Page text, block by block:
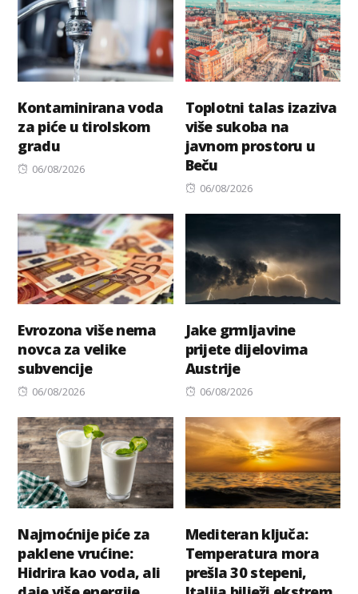
Kontaminirana voda
za piće u tirolskom
gradu
Posted
06/08/2026
Toplotni talas izaziva
više sukoba na
javnom prostoru u
Beču
Posted
06/08/2026
Evrozona više nema
novca za velike
subvencije
Posted
06/08/2026
Jake grmljavine
prijete dijelovima
Austrije
Posted
06/08/2026
Najmoćnije piće za
paklene vrućine:
Hidrira kao voda, ali
Mediteran ključa:
Temperatura mora
prešla 30 stepeni,